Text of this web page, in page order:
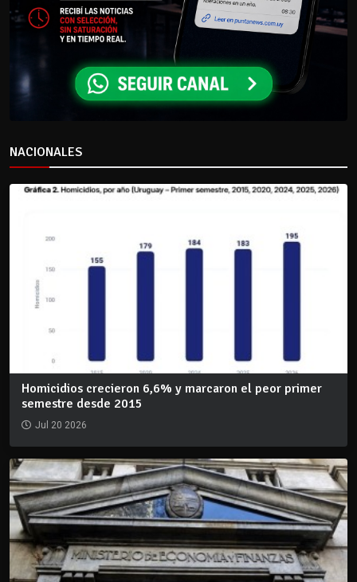
NACIONALES
Homicidios crecieron 6,6% y marcaron el peor primer
semestre desde 2015
Jul 20 2026